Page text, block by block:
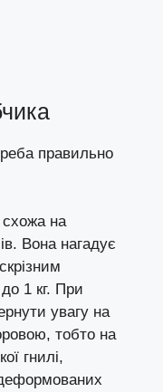
правильно
на
Вона нагадує
1 кг. При
увагу на
тобто на
гнилі,